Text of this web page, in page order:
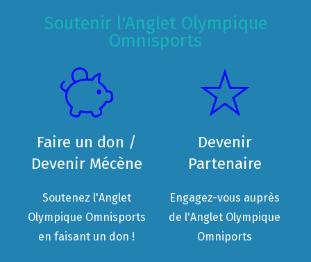
Soutenir l'Anglet Olympique
Omnisports
Faire un don /
Devenir Mécène
Soutenez l'Anglet
Olympique Omnisports
en faisant un don !
Devenir
Partenaire
Engagez-vous auprès
de l'Anglet Olympique
Omniports